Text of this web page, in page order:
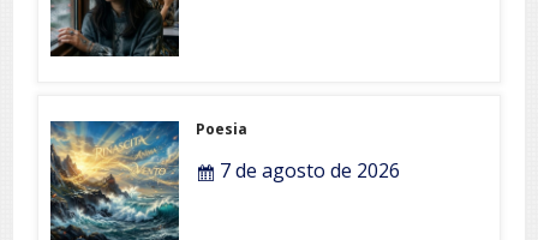
Poesia
7 de agosto de 2026